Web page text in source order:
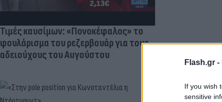
Flash.gr -
If you wish
sensitive
Τιμές καυσίμων: «Πονοκέφαλος» το
φουλάρισμα του ρεζερβουάρ για τους
αδειούχους του Αυγούστου